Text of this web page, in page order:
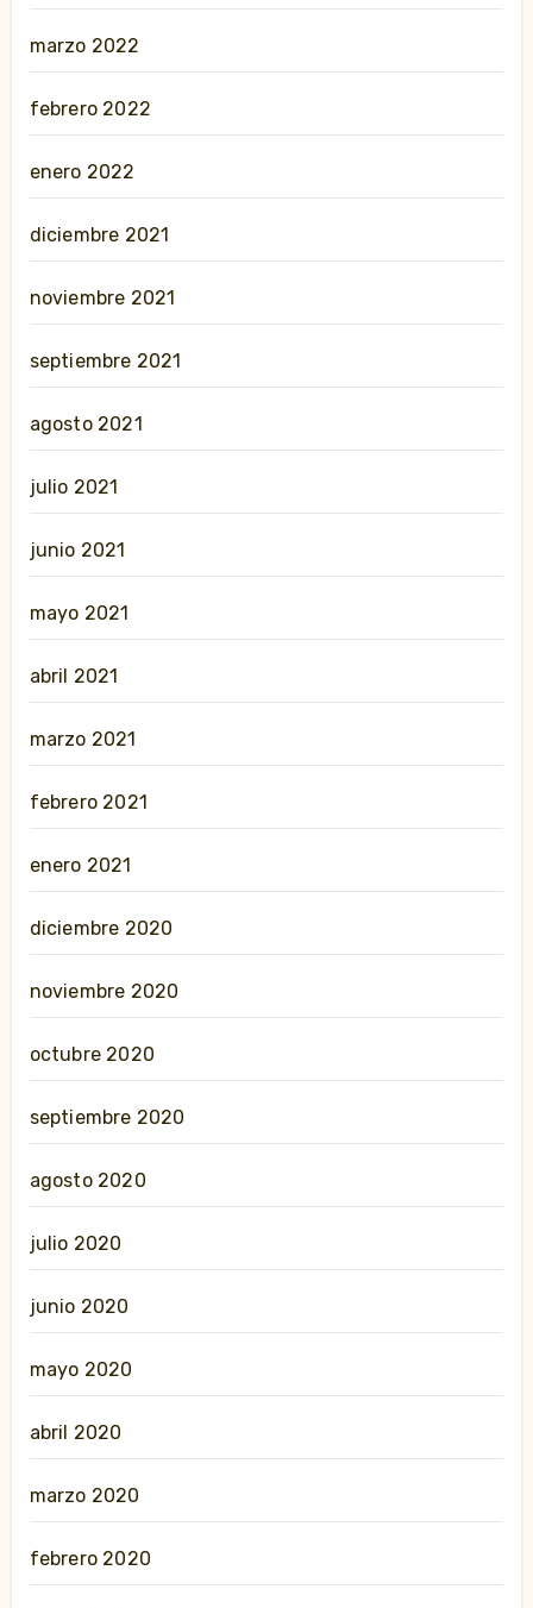
marzo 2022
febrero 2022
enero 2022
diciembre 2021
noviembre 2021
septiembre 2021
agosto 2021
julio 2021
junio 2021
mayo 2021
abril 2021
marzo 2021
febrero 2021
enero 2021
diciembre 2020
noviembre 2020
octubre 2020
septiembre 2020
agosto 2020
julio 2020
junio 2020
mayo 2020
abril 2020
marzo 2020
febrero 2020